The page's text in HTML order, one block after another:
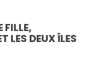
FILLE,
LES DEUX ÎLES